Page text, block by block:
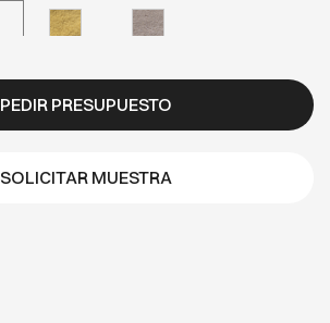
PEDIR PRESUPUESTO
SOLICITAR MUESTRA